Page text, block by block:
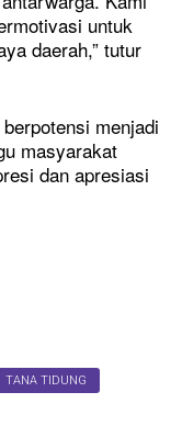
untuk
daerah,” tutur
menjadi
masyarakat
dan apresiasi
TANA TIDUNG